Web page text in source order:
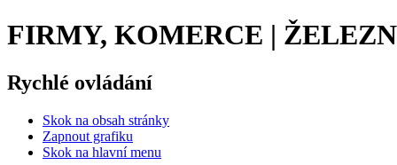
FIRMY, KOMERCE |
Rychlé ovládání
Skok na obsah stránky
Zapnout grafiku
Skok na hlavní menu